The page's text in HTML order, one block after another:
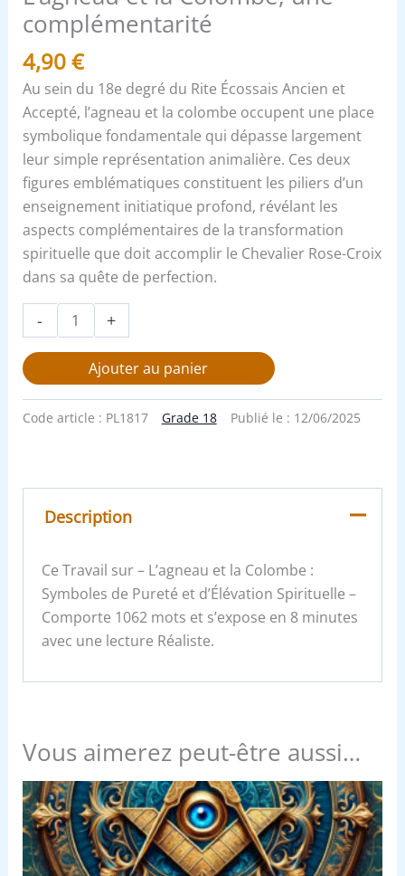
complémentarité
4,90€
Au sein du 18e degré du Rite Écossais Ancien et
Accepté, l’agneau et la colombe occupent une place
symbolique fondamentale qui dépasse largement
leur simple représentation animalière. Ces deux
figures emblématiques constituent les piliers d’un
enseignement initiatique profond, révélant les
aspects complémentaires de la transformation
spirituelle que doit accomplir le Chevalier Rose-Croix
dans sa quête de perfection.
- +
Ajouter au panier
Code article : PL1817 Grade 18 Publié le : 12/06/2025
Description
Ce Travail sur – L’agneau et la Colombe :
Symboles de Pureté et d’Élévation Spirituelle –
Comporte 1062 mots et s’expose en 8 minutes
avec une lecture Réaliste.
Vous aimerez peut-être aussi…